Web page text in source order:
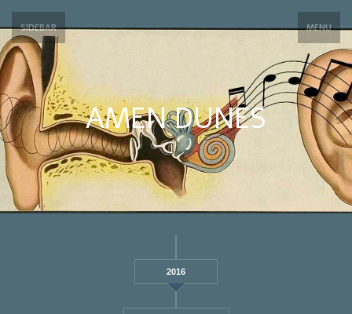
SIDEBAR MENU
AMEN DUNES
2016